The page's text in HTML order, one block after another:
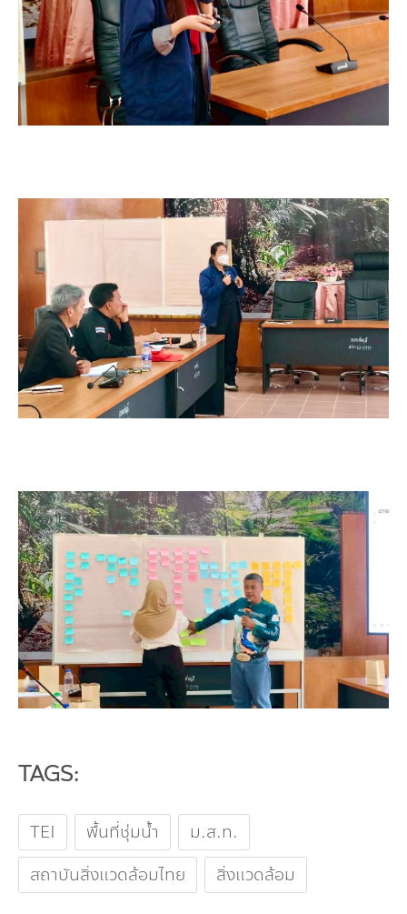
TAGS:
TEI พื้นที่ชุ่มน้ำ
ม.ส.ท.
สถาบันสิ่งแวดล้อมไทย
สิ่งแวดล้อม